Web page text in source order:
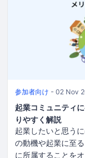
参加者向け - 02 Nov
起業コミュニティ
りやすく解説
起業したいと思う
の動機や起業に至
に所属することを